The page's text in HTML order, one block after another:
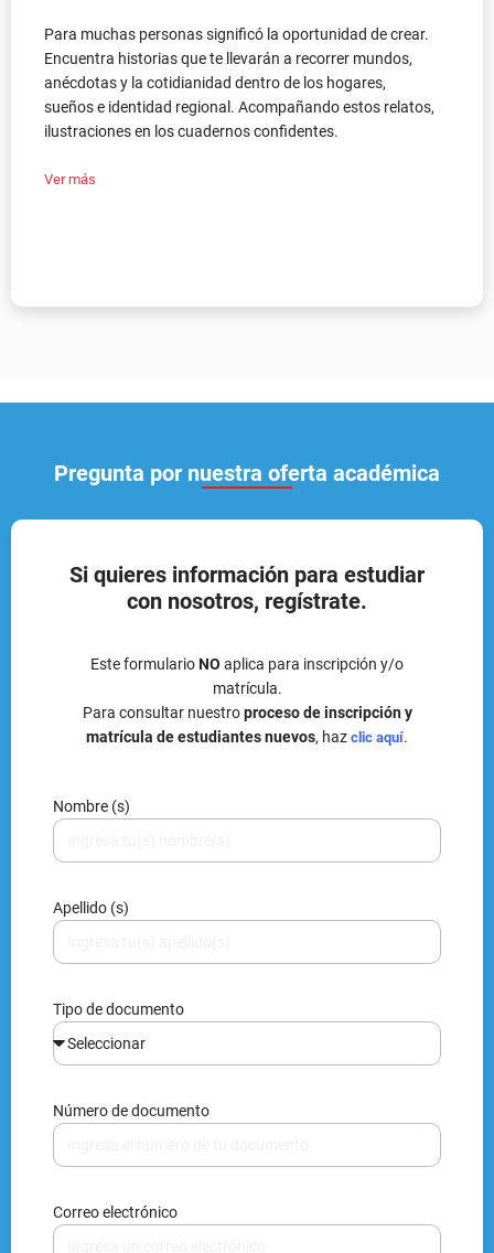
anécdotas y la cotidianidad dentro de los hogares,
sueños e identidad regional. Acompañando estos relatos,
ilustraciones en los cuadernos confidentes.
Ver más
Si quieres información para estudiar
Este formularioNOaplica para inscripción y/o
Para consultar nuestroproceso de inscripción y
matrícula de estudiantes nuevos
, haz
Nombre (s)
Apellido (s)
Tipo de documento
Número de documento
Correo electrónico